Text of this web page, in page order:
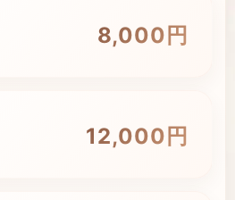
8,000円
12,000円